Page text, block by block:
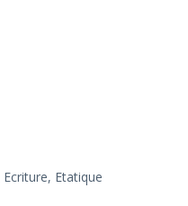
Ecriture, Etatique